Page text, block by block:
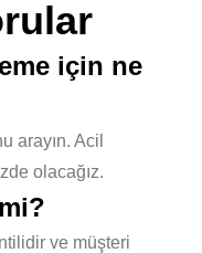
için ne
arayın. Acil
olacağız.
ve müşteri